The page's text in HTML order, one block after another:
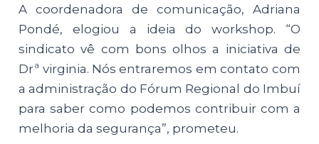
A coordenadora de comunicação, Adriana
Pondé, elogiou a ideia do workshop. “O
sindicato vê com bons olhos a iniciativa de
Drª virginia. Nós entraremos em contato com
a administração do Fórum Regional do Imbuí
para saber como podemos contribuir com a
melhoria da segurança”, prometeu.